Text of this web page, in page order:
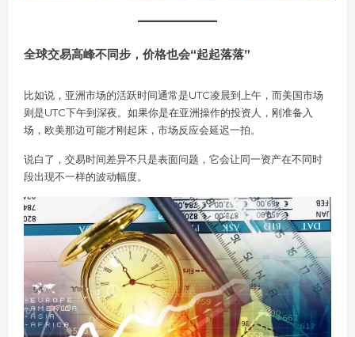
全球交易高峰不同步，价格也会“起起落落”
比如说，亚洲市场的活跃时间通常是UTC凌晨到上午，而美国市场
则是UTC下午到深夜。如果你是在亚洲操作的投资人，刚准备入
场，欧美那边可能才刚起床，市场反应会延迟一拍。
说白了，交易时间差异不只是表面问题，它会让同一资产在不同时
段出现不一样的波动幅度。